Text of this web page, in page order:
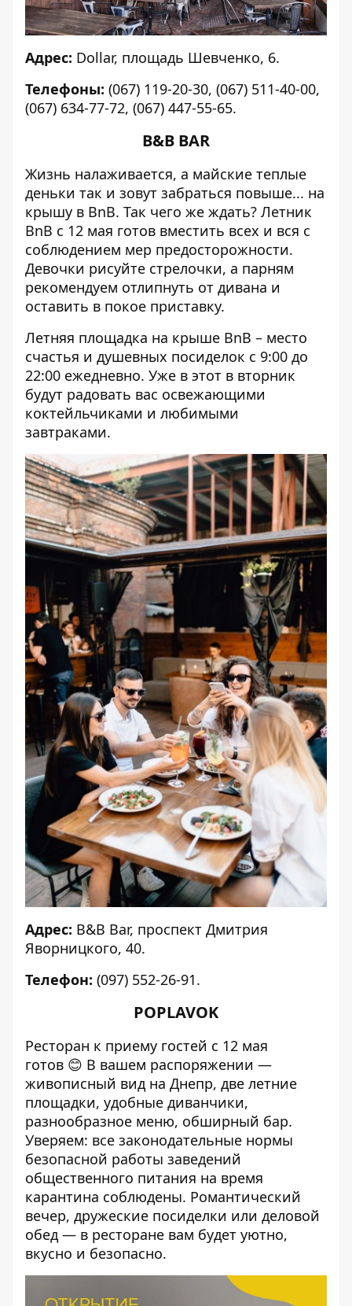
Адрес: Dollar, площадь Шевченко, 6.
Телефоны: (067) 119-20-30, (067) 511-40-00,
(067) 634-77-72, (067) 447-55-65.
B&B BAR
Жизнь налаживается, а майские теплые
деньки так и зовут забраться повыше... на
крышу в BnB. Так чего же ждать? Летник
BnB с 12 мая готов вместить всех и вся с
соблюдением мер предосторожности.
Девочки рисуйте стрелочки, а парням
рекомендуем отлипнуть от дивана и
оставить в покое приставку.
Летняя площадка на крыше BnB – место
счастья и душевных посиделок с 9:00 до
22:00 ежедневно. Уже в этот в вторник
будут радовать вас освежающими
коктейльчиками и любимыми
завтраками.
Адрес: B&B Bar, проспект Дмитрия
Яворницкого, 40.
Телефон: (097) 552-26-91.
POPLAVOK
Ресторан к приему гостей с 12 мая
готов 😊 В вашем распоряжении —
живописный вид на Днепр, две летние
площадки, удобные диванчики,
разнообразное меню, обширный бар.
Уверяем: все законодательные нормы
безопасной работы заведений
общественного питания на время
карантина соблюдены. Романтический
вечер, дружеские посиделки или деловой
обед — в ресторане вам будет уютно,
вкусно и безопасно.